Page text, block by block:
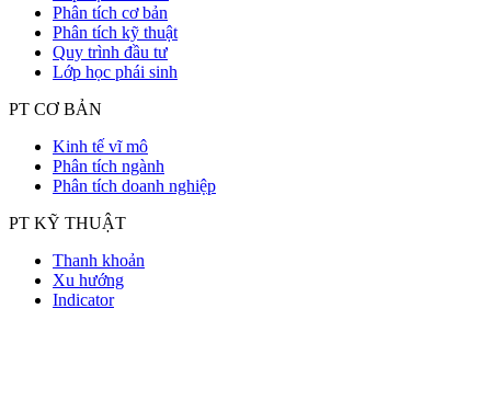
Phân tích cơ bản
Phân tích kỹ thuật
Quy trình đầu tư
Lớp học phái sinh
PT CƠ BẢN
Kinh tế vĩ mô
Phân tích ngành
Phân tích doanh nghiệp
PT KỸ THUẬT
Thanh khoản
Xu hướng
Indicator